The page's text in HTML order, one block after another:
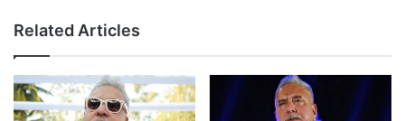
কা
নে
ভা
ঙ
চু
Related Articles